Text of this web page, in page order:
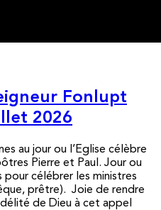
Fonlupt
2026
au jour ou l’Eglise célèbre
Pierre et Paul. Jour ou
pour célébrer les ministres
prêtre). Joie de rendre
de Dieu à cet appel